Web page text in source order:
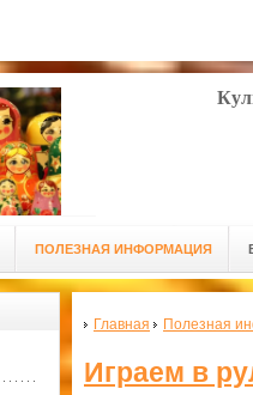
ПОЛЕЗНАЯ ИНФОРМАЦИЯ
Главная Полезная
Играем в